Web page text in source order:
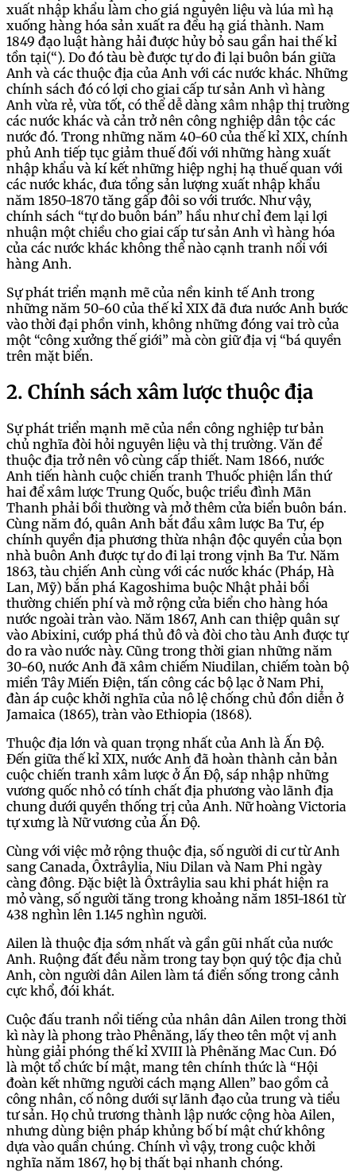
xuất nhập khẩu làm cho giá nguyên liệu và lúa mì hạ
xuống hàng hóa sản xuất ra đều hạ giá thành. Nam
1849 đạo luật hàng hải được hủy bỏ sau gần hai thế kỉ
tồn tại(“). Do đó tàu bè được tự do đi lại buôn bán giữa
Anh và các thuộc địa của Anh với các nước khác. Những
chính sách đó có lợi cho giai cấp tư sản Anh vì hàng
Anh vừa rẻ, vừa tốt, có thể dễ dàng xâm nhập thị trường
các nước khác và cản trở nên công nghiệp dân tộc các
nước đó. Trong những năm 40-60 của thế kỉ XIX, chính
phủ Anh tiếp tục giảm thuế đối với những hàng xuất
nhập khẩu và kí kết những hiệp nghị hạ thuế quan với
các nước khác, đưa tổng sản lượng xuất nhập khẩu
năm 1850-1870 tăng gấp đôi so với trước. Như vậy,
chính sách “tự do buôn bán” hầu như chỉ đem lại lợi
nhuận một chiều cho giai cấp tư sản Anh vì hàng hóa
của các nước khác không thể nào cạnh tranh nổi với
hàng Anh.
Sự phát triển mạnh mẽ của nền kinh tế Anh trong
những năm 50-60 của thế kỉ XIX đã đưa nước Anh bước
vào thời đại phồn vinh, không những đóng vai trò của
một “công xưởng thế giới” mà còn giữ địa vị “bá quyền
trên mặt biển.
2. Chính sách xâm lược thuộc địa
Sự phát triển mạnh mẽ của nền công nghiệp tư bản
chủ nghĩa đòi hỏi nguyên liệu và thị trường. Văn để
thuộc địa trở nên vô cùng cấp thiết. Nam 1866, nước
Anh tiến hành cuộc chiến tranh Thuốc phiện lần thứ
hai để xâm lược Trung Quốc, buộc triều đình Mãn
Thanh phải bồi thường và mở thêm cửa biển buôn bán.
Cùng năm đó, quân Anh bắt đầu xâm lược Ba Tư, ép
chính quyền địa phương thừa nhận độc quyền của bọn
nhà buôn Anh được tự do đi lại trong vịnh Ba Tư. Năm
1863, tàu chiến Anh cùng với các nước khác (Pháp, Hà
Lan, Mỹ) bắn phá Kagoshima buộc Nhật phải bồi
thường chiến phí và mở rộng cửa biển cho hàng hóa
nước ngoài tràn vào. Năm 1867, Anh can thiệp quân sự
vào Abixini, cướp phá thủ đô và đòi cho tàu Anh được tự
do ra vào nước này. Cũng trong thời gian những năm
30-60, nước Anh đã xâm chiếm Niudilan, chiếm toàn bộ
miền Tây Miến Điện, tấn công các bộ lạc ở Nam Phi,
đàn áp cuộc khởi nghĩa của nô lệ chống chủ đồn diễn ở
Jamaica (1865), tràn vào Ethiopia (1868).
Thuộc địa lớn và quan trọng nhất của Anh là Ấn Độ.
Đến giữa thế kỉ XIX, nước Anh đã hoàn thành cản bản
cuộc chiến tranh xâm lược ở Ấn Độ, sáp nhập những
vương quốc nhỏ có tính chất địa phương vào lãnh địa
chung dưới quyền thống trị của Anh. Nữ hoàng Victoria
tự xưng là Nữ vương của Ấn Độ.
Cùng với việc mở rộng thuộc địa, số người di cư từ Anh
sang Canada, Ôxtrâylia, Niu Dilan và Nam Phi ngày
càng đông. Đặc biệt là Ôxtrâylia sau khi phát hiện ra
mỏ vàng, số người tăng trong khoảng năm 1851-1861 từ
438 nghìn lên 1.145 nghìn người.
Ailen là thuộc địa sớm nhất và gần gũi nhất của nước
Anh. Ruộng đất đều nằm trong tay bọn quý tộc địa chủ
Anh, còn người dân Ailen làm tá điển sống trong cảnh
cực khổ, đói khát.
Cuộc đấu tranh nổi tiếng của nhân dân Ailen trong thời
kì này là phong trào Phênăng, lấy theo tên một vị anh
hùng giải phóng thế kỉ XVIII là Phênăng Mac Cun. Đó
là một tổ chức bí mật, mang tên chính thức là “Hội
đoàn kết những người cách mạng Allen” bao gồm cả
công nhân, cố nông dưới sự lãnh đạo của trung và tiểu
tư sản. Họ chủ trương thành lập nước cộng hòa Ailen,
nhưng dùng biện pháp khủng bố bí mật chứ không
dựa vào quần chúng. Chính vì vậy, trong cuộc khởi
nghĩa năm 1867, họ bị thất bại nhanh chóng.